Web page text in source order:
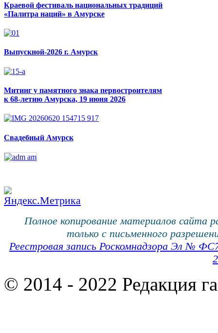
Краевой фестиваль национальных традиций
«Палитра наций» в Амурске
Выпускной-2026 г. Амурск
Митинг у памятного знака первостроителям
к 68-летию Амурска, 19 июня 2026
Свадебный Амурск
Полное копирование материалов сайта
только с письменного
Реестровая запись Роскомнадзора Эл №
© 2014 - 2022 Редакция